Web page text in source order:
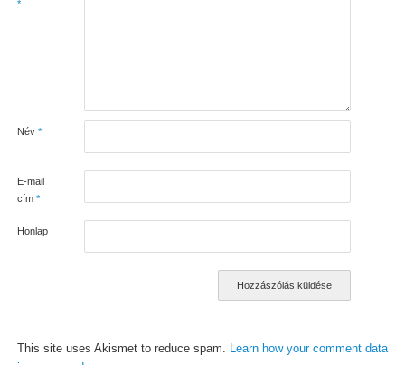
*
Név *
E-mail
cím *
Honlap
This site uses Akismet to reduce spam.
Learn how your comment data